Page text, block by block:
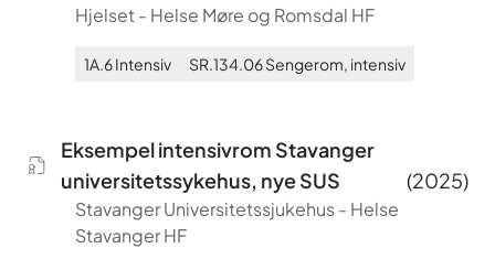
Hjelset - Helse Møre og Romsdal HF
1A.6Intensiv SR.134.06Sengerom, intensiv
Eksempel intensivrom Stavanger
universitetssykehus, nye SUS
(2025)
Stavanger Universitetssjukehus- Helse
Stavanger HF